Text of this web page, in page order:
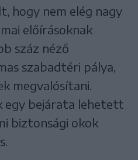
hogy nem elég nagy
előírásoknak
száz néző
szabadtéri pálya,
megvalósítani.
egy bejárata lehetett
biztonsági okok